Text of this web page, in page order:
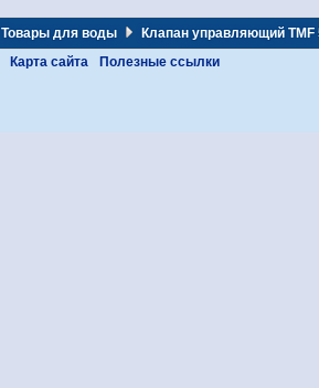
Товары для воды
Клапан управляющий TMF
Карта сайта Полезные ссылки